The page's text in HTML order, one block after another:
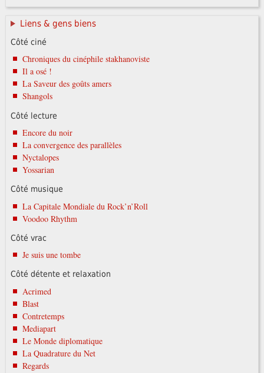
Liens & gens biens
Côté ciné
Chroniques du cinéphile stakhanoviste
Il a osé !
La Saveur des goûts amers
Shangols
Côté lecture
Encore du noir
La convergence des parallèles
Nyctalopes
Yossarian
Côté musique
La Capitale Mondiale du Rock’n’Roll
Voodoo Rhythm
Côté vrac
Je suis une tombe
Côté détente et relaxation
Acrimed
Blast
Contretemps
Mediapart
Le Monde diplomatique
La Quadrature du Net
Regards